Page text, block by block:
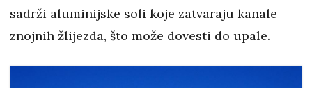
sadrži aluminijske soli koje zatvaraju kanale
znojnih žlijezda, što može dovesti do upale.